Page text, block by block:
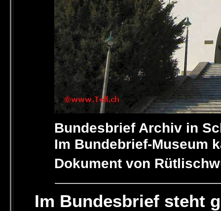
Bundesbrief Archiv in
Im Bundebrief-Museum
Dokument von
Im Bundesbrief steht